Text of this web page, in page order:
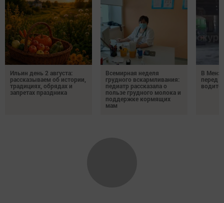
Ильин день 2 августа:
рассказываем об истории,
традициях, обрядах и
запретах праздника
Всемирная неделя
грудного вскармливания:
педиатр рассказала о
пользе грудного молока и
поддержке кормящих
мам
В
перед